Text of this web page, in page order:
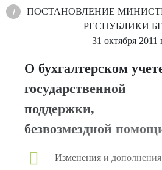
ПОСТАНОВЛЕНИЕ
РЕСПУБЛИКИ
31 октября 2011
О бухгалтерском
государственной
поддержки,
безвозмездной
Изменения и